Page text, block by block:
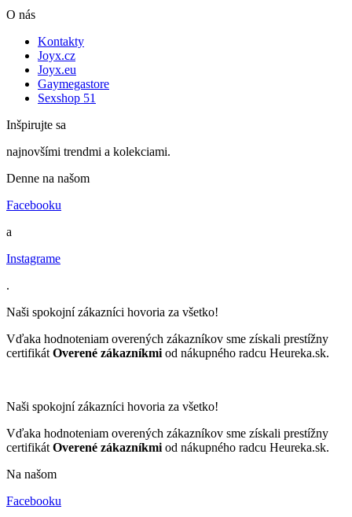
O nás
Kontakty
Joyx.cz
Joyx.eu
Gaymegastore
Sexshop 51
Inšpirujte sa
najnovšími trendmi a kolekciami.
Denne na našom
Facebooku
a
Instagrame
.
Naši spokojní zákazníci hovoria za všetko!
Vďaka hodnoteniam overených zákazníkov sme získali prestížny
certifikát Overené zákazníkmi od nákupného radcu Heureka.sk.
Naši spokojní zákazníci hovoria za všetko!
Vďaka hodnoteniam overených zákazníkov sme získali prestížny
certifikát Overené zákazníkmi od nákupného radcu Heureka.sk.
Na našom
Facebooku